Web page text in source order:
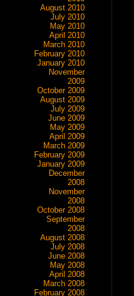
August 2010
July 2010
May 2010
April 2010
March 2010
February 2010
January 2010
November
2009
October 2009
August 2009
July 2009
June 2009
May 2009
April 2009
March 2009
February 2009
January 2009
December
2008
November
2008
October 2008
September
2008
August 2008
July 2008
June 2008
May 2008
April 2008
March 2008
February 2008